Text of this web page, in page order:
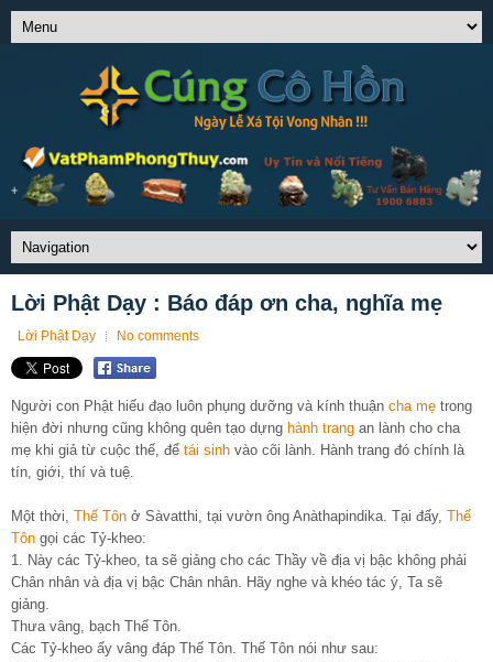
Lời Phật Dạy : Báo đáp ơn cha, nghĩa mẹ
Lời Phật Dạy No comments
Người con Phật hiếu đạo luôn phụng dưỡng và kính thuận cha mẹ trong
hiện đời nhưng cũng không quên tạo dựng hành trang an lành cho cha
mẹ khi giả từ cuộc thế, để tái sinh vào cõi lành. Hành trang đó chính là
tín, giới, thí và tuệ.
Một thời, Thế Tôn ở Sàvatthi, tại vườn ông Anàthapindika. Tại đấy, Thế
Tôn gọi các Tỷ-kheo:
1. Này các Tỷ-kheo, ta sẽ giảng cho các Thầy về địa vị bậc không phải
Chân nhân và địa vị bậc Chân nhân. Hãy nghe và khéo tác ý, Ta sẽ
giảng.
Thưa vâng, bạch Thế Tôn.
Các Tỷ-kheo ấy vâng đáp Thế Tôn. Thế Tôn nói như sau: